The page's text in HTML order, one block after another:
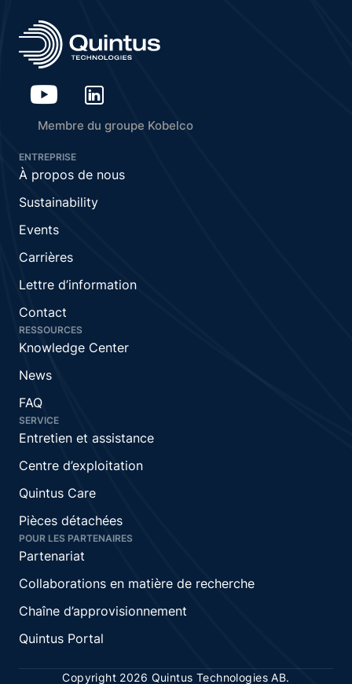
Membre du groupe Kobelco
ENTREPRISE
À propos de nous
Sustainability
Events
Carrières
Lettre d’information
Contact
RESSOURCES
Knowledge Center
News
FAQ
SERVICE
Entretien et assistance
Centre d’exploitation
Quintus Care
Pièces détachées
POUR LES PARTENAIRES
Partenariat
Collaborations en matière de recherche
Chaîne d’approvisionnement
Quintus Portal
Copyright 2026 Quintus Technologies AB.